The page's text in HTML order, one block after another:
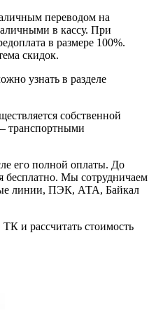
переводом на
в кассу. При
в размере 100%.
скидок.
узнать в разделе
собственной
транспортными
его полной оплаты. До
бесплатно. Мы сотрудничаем
линии, ПЭК, АТА, Байкал
и рассчитать стоимость